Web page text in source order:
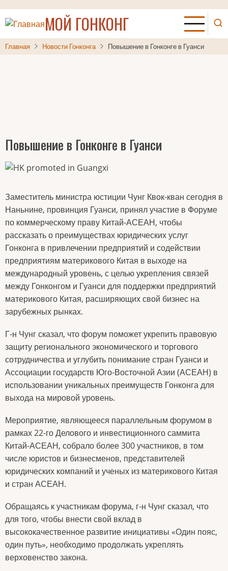
содержанию
МОЙ ГОНКОНГ
Главная Новости Гонконга Повышение в Гонконге в Гуанси
Повышение в Гонконге в Гуанси
Заместитель министра юстиции Чунг Квок-кван сегодня в
Наньнине, провинция Гуанси, принял участие в Форуме
по коммерческому праву Китай-АСЕАН, чтобы
рассказать о преимуществах юридических услуг
Гонконга в привлечении предприятий и содействии
предприятиям материкового Китая в выходе на
международный уровень, с целью укрепления связей
между Гонконгом и Гуанси для поддержки предприятий
материкового Китая, расширяющих свой бизнес на
зарубежных рынках.
Г-н Чунг сказал, что форум поможет укрепить правовую
защиту регионального экономического и торгового
сотрудничества и углубить понимание стран Гуанси и
Ассоциации государств Юго-Восточной Азии (АСЕАН) в
использовании уникальных преимуществ Гонконга для
выхода на мировой уровень.
Мероприятие, являющееся параллельным форумом в
рамках 22-го Делового и инвестиционного саммита
Китай-АСЕАН, собрало более 300 участников, в том
числе юристов и бизнесменов, представителей
юридических компаний и ученых из материкового Китая
и стран АСЕАН.
Обращаясь к участникам форума, г-н Чунг сказал, что
для того, чтобы внести свой вклад в
высококачественное развитие инициативы «Один пояс,
один путь», необходимо продолжать укреплять
верховенство закона.